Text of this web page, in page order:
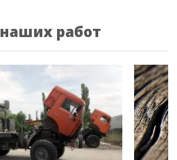
работ